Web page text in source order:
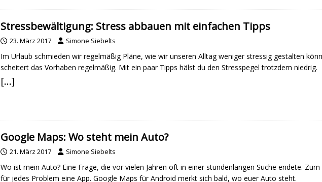
Stressbewältigung: Stress abbauen mit einfachen Tipps
23. März 2017 Simone Siebelts
Im Urlaub schmieden wir regelmäßig Pläne, wie wir unseren Alltag weniger stressig gestalten
scheitert das Vorhaben regelmäßig. Mit ein paar Tipps hälst du den Stresspegel trotzdem niedrig.
[…]
Google Maps: Wo steht mein Auto?
21. März 2017 Simone Siebelts
Wo ist mein Auto? Eine Frage, die vor vielen Jahren oft in einer stundenlangen Suche endete.
für jedes Problem eine App. Google Maps für Android merkt sich bald, wo euer Auto steht.